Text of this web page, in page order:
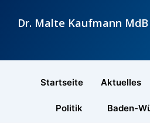
InhaltDr. Malte Kaufmann MdB
Startseite Aktuelles
Politik Baden-